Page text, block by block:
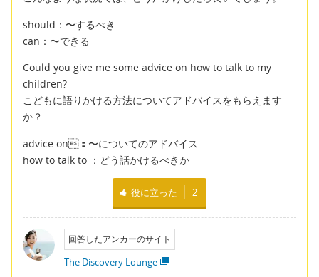
should：〜するべき
can：〜できる
Could you give me some advice on how to talk to my
children?
こどもに語りかける方法についてアドバイスをもらえます
か？
advice on：〜についてのアドバイス
how to talk to ：どう話かけるべきか
役に立った 2
回答したアンカーのサイト
The Discovery Lounge